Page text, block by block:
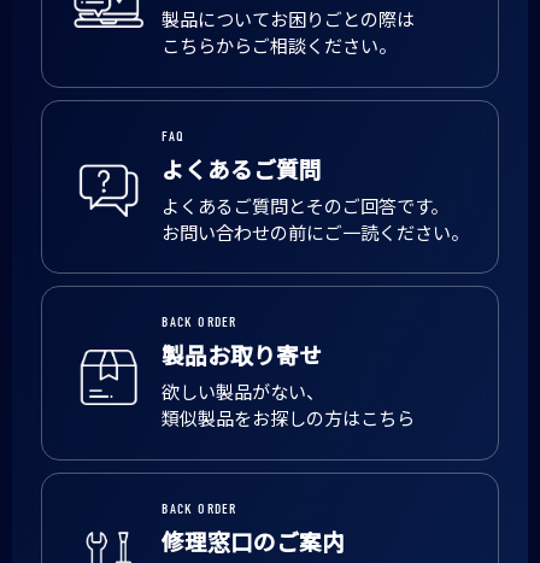
製品についてお困りごとの際は
こちらからご相談ください。
FAQ
よくあるご質問
よくあるご質問とそのご回答です。
お問い合わせの前にご一読ください。
BACK ORDER
製品お取り寄せ
欲しい製品がない、
類似製品をお探しの方はこちら
BACK ORDER
修理窓口のご案内